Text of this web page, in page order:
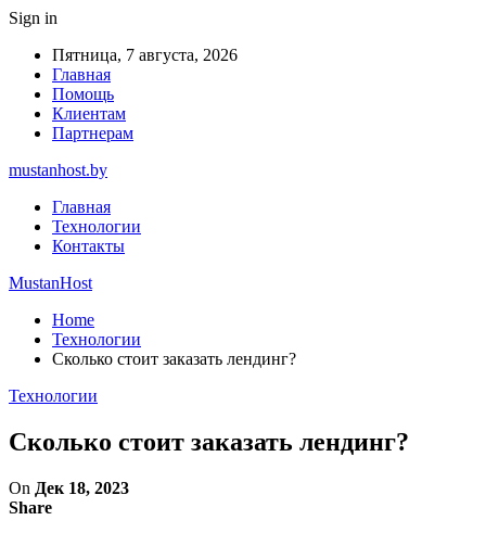
Sign in
Пятница, 7 августа, 2026
Главная
Помощь
Клиентам
Партнерам
mustanhost.by
Главная
Технологии
Контакты
MustanHost
Home
Технологии
Сколько стоит заказать лендинг?
Технологии
Сколько стоит заказать лендинг?
On Дек 18, 2023
Share